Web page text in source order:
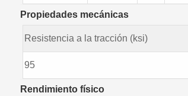
Propiedades mecánicas
Resistencia a la tracción (ksi)
95
Rendimiento físico